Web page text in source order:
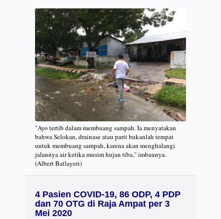
"Ayo tertib dalam membuang sampah. Ia menyatakan
bahwa Selokan, drainase atau parit bukanlah tempat
untuk membuang sampah, karena akan menghalangi
jalannya air ketika musim hujan tiba," imbaunya.
(Albert Batlayeri)
4 Pasien COVID-19, 86 ODP, 4 PDP
dan 70 OTG di Raja Ampat per 3
Mei 2020